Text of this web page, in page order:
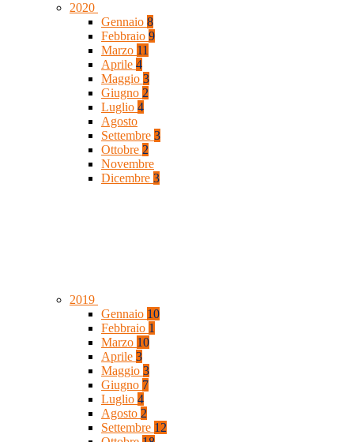
2020
Gennaio 8
Febbraio 9
Marzo 11
Aprile 4
Maggio 3
Giugno 2
Luglio 4
Agosto
Settembre 3
Ottobre 2
Novembre
Dicembre 3
2019
Gennaio 10
Febbraio 1
Marzo 10
Aprile 3
Maggio 3
Giugno 7
Luglio 4
Agosto 2
Settembre 12